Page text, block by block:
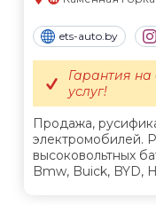
ets-auto.by
Продажа,
электромобилей.
высоковольтных
Bmw, Buick, BYD,
Гарантия
услуг!